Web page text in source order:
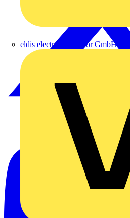
eldis electro distributor GmbH